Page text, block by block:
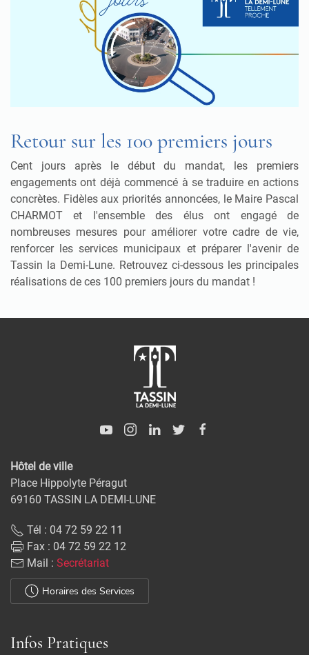
Retour sur les 100 premiers jours
Cent jours après le début du mandat, les premiers
engagements ont déjà commencé à se traduire en actions
concrètes. Fidèles aux priorités annoncées, le Maire Pascal
CHARMOT et l'ensemble des élus ont engagé de
nombreuses mesures pour améliorer votre cadre de vie,
renforcer les services municipaux et préparer l'avenir de
Tassin la Demi-Lune. Retrouvez ci-dessous les principales
réalisations de ces 100 premiers jours du mandat !
Hôtel de ville
Place Hippolyte Péragut
69160 TASSIN LA DEMI-LUNE
Tél : 04 72 59 22 11
Fax : 04 72 59 22 12
Mail : Secrétariat
Horaires des Services
Infos Pratiques